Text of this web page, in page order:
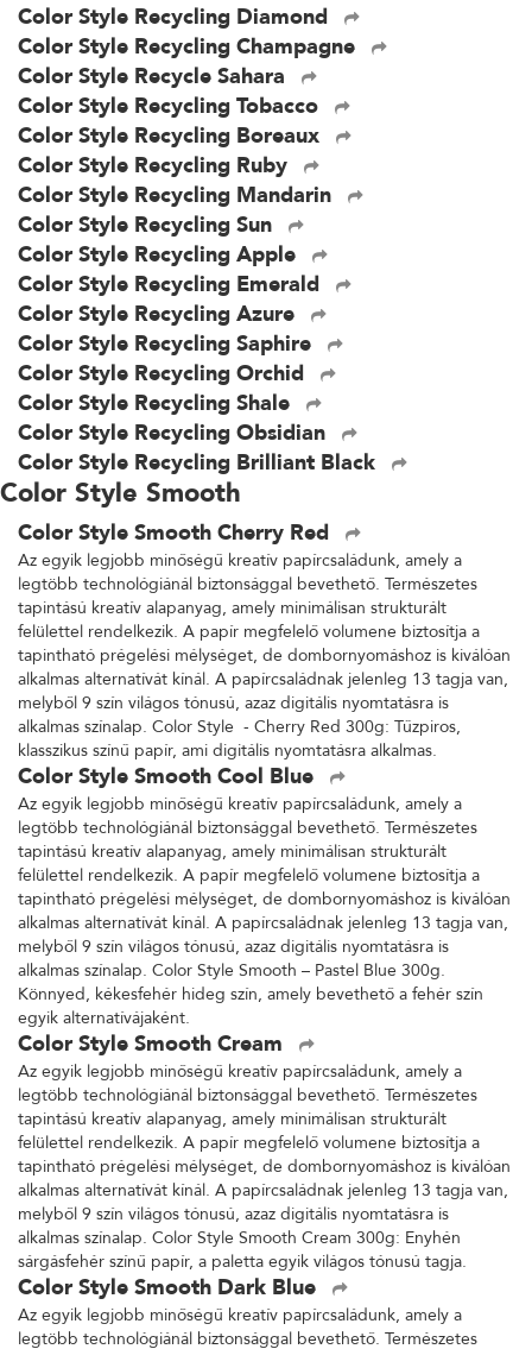
Color Style Recycling Diamond
Color Style Recycling Champagne
Color Style Recycle Sahara
Color Style Recycling Tobacco
Color Style Recycling Boreaux
Color Style Recycling Ruby
Color Style Recycling Mandarin
Color Style Recycling Sun
Color Style Recycling Apple
Color Style Recycling Emerald
Color Style Recycling Azure
Color Style Recycling Saphire
Color Style Recycling Orchid
Color Style Recycling Shale
Color Style Recycling Obsidian
Color Style Recycling Brilliant Black
Color Style Smooth
Color Style Smooth Cherry Red
Az egyik legjobb minőségű kreatív papírcsaládunk, amely a
legtöbb technológiánál biztonsággal bevethető. Természetes
tapintású kreatív alapanyag, amely minimálisan strukturált
felülettel rendelkezik. A papír megfelelő volumene biztosítja a
tapintható prégelési mélységet, de dombornyomáshoz is kiválóan
alkalmas alternatívát kínál. A papírcsaládnak jelenleg 13 tagja van,
melyből 9 szín világos tónusú, azaz digitális nyomtatásra is
alkalmas színalap. Color Style - Cherry Red 300g: Tűzpiros,
klasszikus színű papír, ami digitális nyomtatásra alkalmas.
Color Style Smooth Cool Blue
Az egyik legjobb minőségű kreatív papírcsaládunk, amely a
legtöbb technológiánál biztonsággal bevethető. Természetes
tapintású kreatív alapanyag, amely minimálisan strukturált
felülettel rendelkezik. A papír megfelelő volumene biztosítja a
tapintható prégelési mélységet, de dombornyomáshoz is kiválóan
alkalmas alternatívát kínál. A papírcsaládnak jelenleg 13 tagja van,
melyből 9 szín világos tónusú, azaz digitális nyomtatásra is
alkalmas színalap. Color Style Smooth – Pastel Blue 300g.
Könnyed, kékesfehér hideg szín, amely bevethető a fehér szín
egyik alternatívájaként.
Color Style Smooth Cream
Az egyik legjobb minőségű kreatív papírcsaládunk, amely a
legtöbb technológiánál biztonsággal bevethető. Természetes
tapintású kreatív alapanyag, amely minimálisan strukturált
felülettel rendelkezik. A papír megfelelő volumene biztosítja a
tapintható prégelési mélységet, de dombornyomáshoz is kiválóan
alkalmas alternatívát kínál. A papírcsaládnak jelenleg 13 tagja van,
melyből 9 szín világos tónusú, azaz digitális nyomtatásra is
alkalmas színalap. Color Style Smooth Cream 300g: Enyhén
sárgásfehér színű papír, a paletta egyik világos tónusú tagja.
Color Style Smooth Dark Blue
Az egyik legjobb minőségű kreatív papírcsaládunk, amely a
legtöbb technológiánál biztonsággal bevethető. Természetes